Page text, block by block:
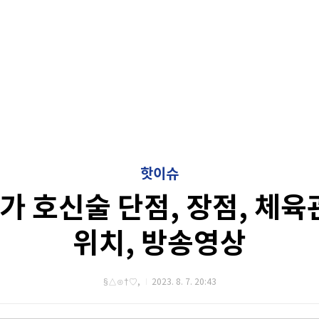
핫이슈
호신술 단점, 장점, 체육
위치, 방송영상
§△⊙†♡, 2023. 8. 7. 20:43